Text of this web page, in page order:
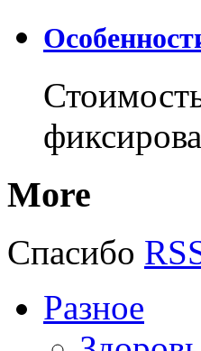
More
Спасибо
Разное